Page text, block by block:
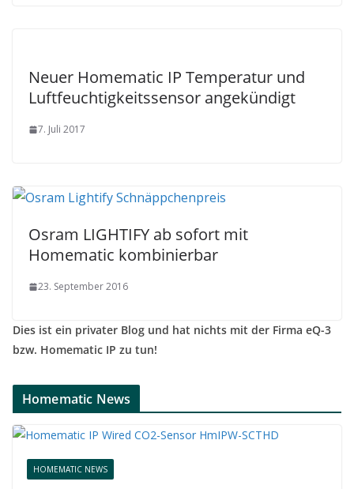
Neuer Homematic IP Temperatur und
Luftfeuchtigkeitssensor angekündigt
7. Juli 2017
Osram LIGHTIFY ab sofort mit
Homematic kombinierbar
23. September 2016
Dies ist ein privater Blog und hat nichts mit der Firma eQ-3
bzw. Homematic IP zu tun!
Homematic News
HOMEMATIC NEWS